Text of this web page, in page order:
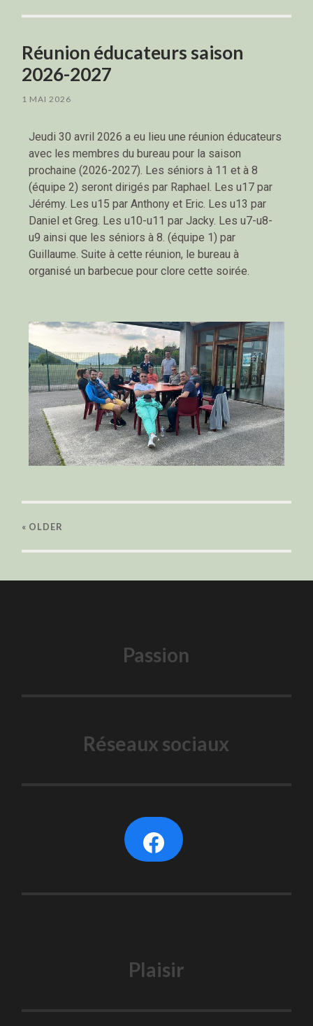
Réunion éducateurs saison
2026-2027
1 MAI 2026
Jeudi 30 avril 2026 a eu lieu une réunion éducateurs
avec les membres du bureau pour la saison
prochaine (2026-2027). Les séniors à 11 et à 8
(équipe 2) seront dirigés par Raphael. Les u17 par
Jérémy. Les u15 par Anthony et Eric. Les u13 par
Daniel et Greg. Les u10-u11 par Jacky. Les u7-u8-
u9 ainsi que les séniors à 8. (équipe 1) par
Guillaume. Suite à cette réunion, le bureau à
organisé un barbecue pour clore cette soirée.
« OLDER
Passion
Réseaux sociaux
Plaisir